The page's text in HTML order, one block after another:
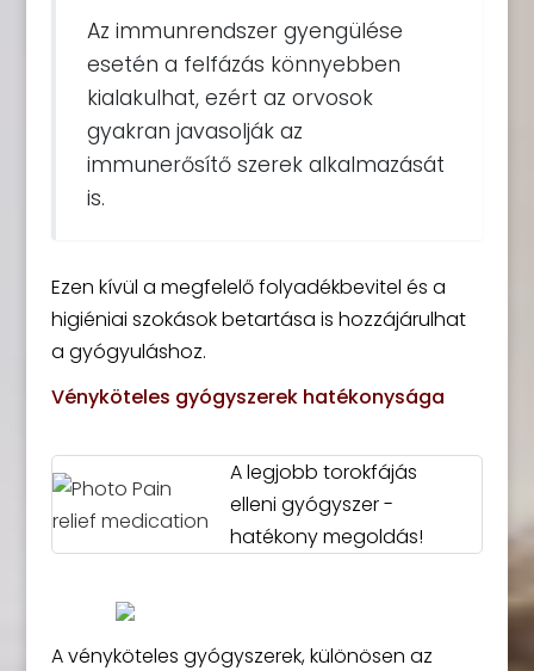
Az immunrendszer gyengülése
esetén a felfázás könnyebben
kialakulhat, ezért az orvosok
gyakran javasolják az
immunerősítő szerek alkalmazását
is.
Ezen kívül a megfelelő folyadékbevitel és a
higiéniai szokások betartása is hozzájárulhat
a gyógyuláshoz.
Vényköteles gyógyszerek hatékonysága
A legjobb torokfájás
elleni gyógyszer -
hatékony megoldás!
A vényköteles gyógyszerek, különösen az